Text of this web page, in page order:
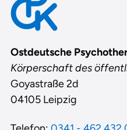
Ostdeutsche
Körperschaft des
Goyastraße 2d
04105 Leipzig